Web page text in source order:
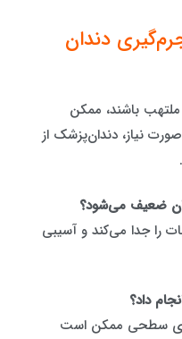
دندان
ملتهب باشند، ممکن
نیاز، دندان‌پزشک از
را جدا می‌کند و آسیبی
سطحی ممکن است